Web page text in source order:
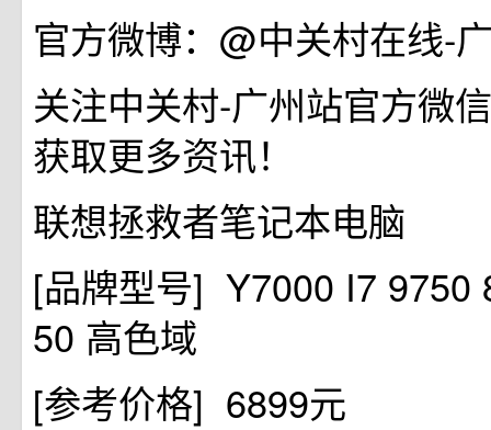
官方微博：@中关村在线-
关注中关村-广州站官方微
获取更多资讯！
联想拯救者笔记本电脑
[品牌型号] Y7000 I7 9750
50 高色域
[参考价格] 6899元